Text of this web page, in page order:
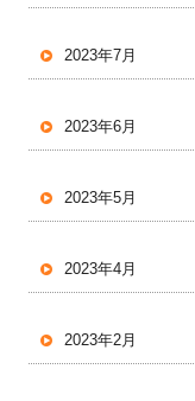
2023年7月
2023年6月
2023年5月
2023年4月
2023年2月